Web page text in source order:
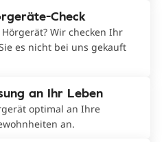
Check
Wir checken Ihr
es nicht bei uns gekauft
an Ihr Leben
optimal an Ihre
an.